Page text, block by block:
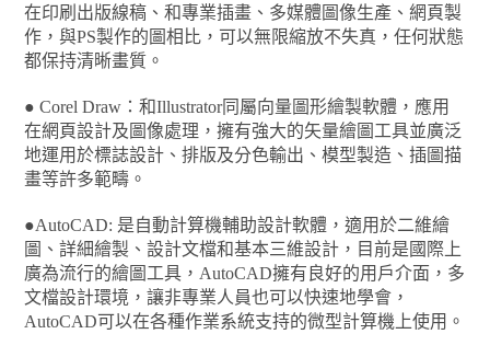
在印刷出版線稿、和專業插畫、多媒體圖像生產、網頁製
作，與PS製作的圖相比，可以無限縮放不失真，任何狀態
都保持清晰畫質。
● Corel Draw：和Illustrator同屬向量圖形繪製軟體，應用
在網頁設計及圖像處理，擁有強大的矢量繪圖工具並廣泛
地運用於標誌設計、排版及分色輸出、模型製造、插圖描
畫等許多範疇。
●AutoCAD: 是自動計算機輔助設計軟體，適用於二維繪
圖、詳細繪製、設計文檔和基本三維設計，目前是國際上
廣為流行的繪圖工具，AutoCAD擁有良好的用戶介面，多
文檔設計環境，讓非專業人員也可以快速地學會，
AutoCAD可以在各種作業系統支持的微型計算機上使用。